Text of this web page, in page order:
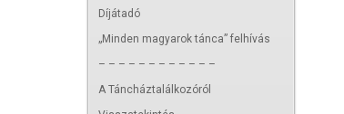
Díjátadó
„Minden magyarok tánca” felhívás
– – – – – – – – – – – –
A Táncháztalálkozóról